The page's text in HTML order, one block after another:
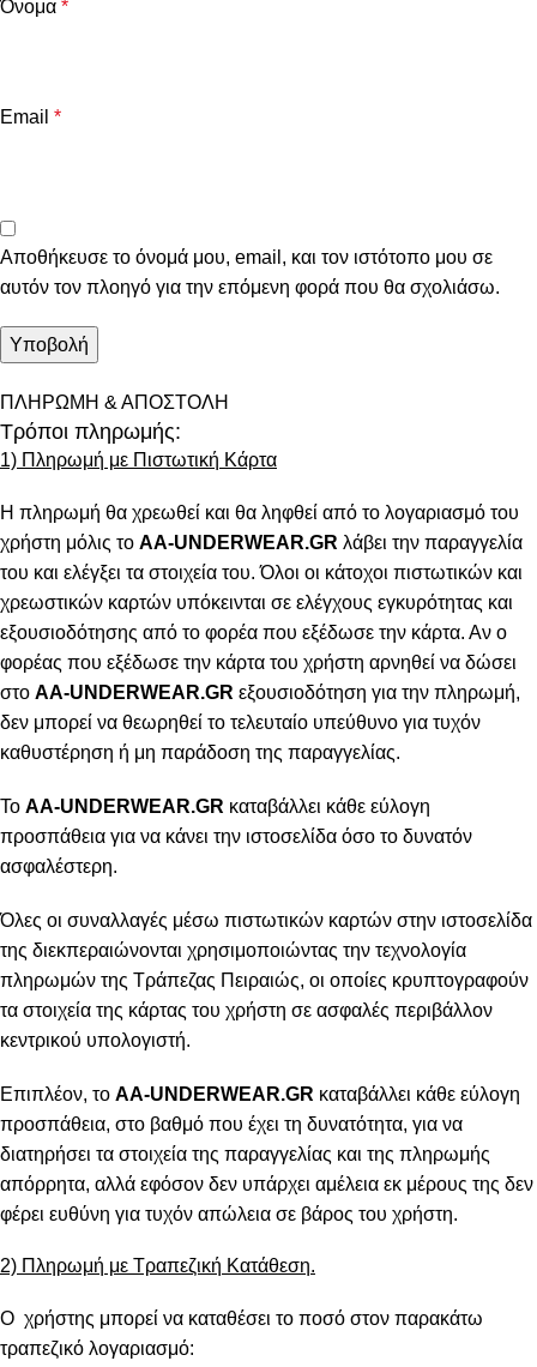
Όνομα *
Email *
Αποθήκευσε το όνομά μου, email, και τον ιστότοπο μου σε
αυτόν τον πλοηγό για την επόμενη φορά που θα σχολιάσω.
ΠΛΗΡΩΜΗ & ΑΠΟΣΤΟΛΗ
Τρόποι πληρωμής:
1) Πληρωμή με Πιστωτική Κάρτα
Η πληρωμή θα χρεωθεί και θα ληφθεί από το λογαριασμό του
χρήστη μόλις το AA-UNDERWEAR.GR λάβει την παραγγελία
του και ελέγξει τα στοιχεία του. Όλοι οι κάτοχοι πιστωτικών και
χρεωστικών καρτών υπόκεινται σε ελέγχους εγκυρότητας και
εξουσιοδότησης από το φορέα που εξέδωσε την κάρτα. Αν ο
φορέας που εξέδωσε την κάρτα του χρήστη αρνηθεί να δώσει
στο AA-UNDERWEAR.GR εξουσιοδότηση για την πληρωμή,
δεν μπορεί να θεωρηθεί το τελευταίο υπεύθυνο για τυχόν
καθυστέρηση ή μη παράδοση της παραγγελίας.
Το AA-UNDERWEAR.GR καταβάλλει κάθε εύλογη
προσπάθεια για να κάνει την ιστοσελίδα όσο το δυνατόν
ασφαλέστερη.
Όλες οι συναλλαγές μέσω πιστωτικών καρτών στην ιστοσελίδα
της διεκπεραιώνονται χρησιμοποιώντας την τεχνολογία
πληρωμών της Τράπεζας Πειραιώς, οι οποίες κρυπτογραφούν
τα στοιχεία της κάρτας του χρήστη σε ασφαλές περιβάλλον
κεντρικού υπολογιστή.
Επιπλέον, το AA-UNDERWEAR.GR καταβάλλει κάθε εύλογη
προσπάθεια, στο βαθμό που έχει τη δυνατότητα, για να
διατηρήσει τα στοιχεία της παραγγελίας και της πληρωμής
απόρρητα, αλλά εφόσον δεν υπάρχει αμέλεια εκ μέρους της δεν
φέρει ευθύνη για τυχόν απώλεια σε βάρος του χρήστη.
2) Πληρωμή με Τραπεζική Κατάθεση.
Ο χρήστης μπορεί να καταθέσει το ποσό στον παρακάτω
τραπεζικό λογαριασμό: